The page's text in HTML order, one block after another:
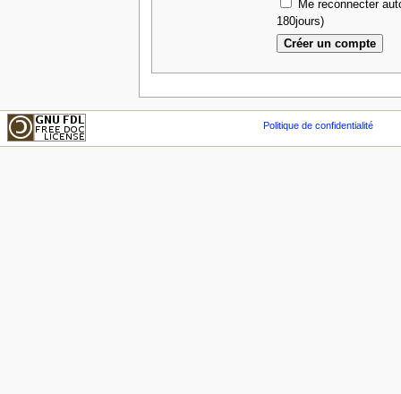
Me reconnecter
180jours)
Politique de confidentialité